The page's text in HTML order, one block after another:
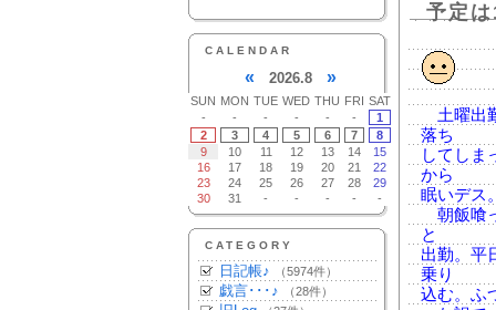
CALENDAR
« 2026.8 »
SUN MON TUE WED THU FRI SAT
-
- - - - -
1
2
3 4 5 6 7
8
9
10 11 12 13 14
15
16
17 18 19 20 21
22
23
24 25 26 27 28
29
30
31 - - - - -
CATEGORY
日記帳♪ （5974件）
戯言･･･♪ （28件）
予定
土曜出
落ち
してしま
から
眠いデス
朝飯喰
と
出勤。平
乗り
込む。ふ